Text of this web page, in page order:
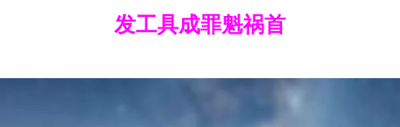
发工具成罪魁祸首